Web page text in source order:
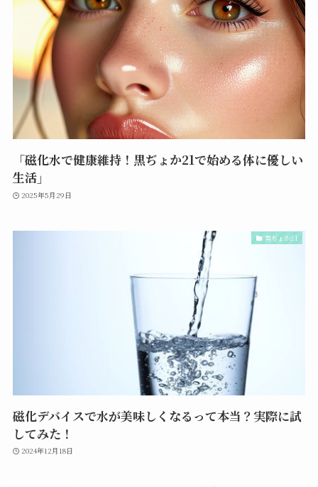
「磁化水で健康維持！黒ぢょか21で始める体に優しい
生活」
2025年5月29日
黒ぢょか21
磁化デバイスで水が美味しくなるって本当？実際に試
してみた！
2024年12月18日